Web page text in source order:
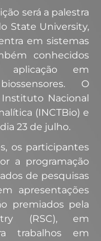
será a palestra
State University,
em sistemas
conhecidos
aplicação em
O
Nacional
(INCTBio) e
23 de julho.
os participantes
a programação
de pesquisas
apresentações
premiados pela
(RSC), em
trabalhos em